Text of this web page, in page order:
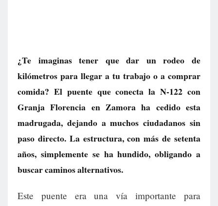
¿Te imaginas tener que dar un rodeo de
kilómetros para llegar a tu trabajo o a comprar
comida? El puente que conecta la N-122 con
Granja Florencia en Zamora ha cedido esta
madrugada, dejando a muchos ciudadanos sin
paso directo. La estructura, con más de setenta
años, simplemente se ha hundido, obligando a
buscar caminos alternativos.
Este puente era una vía importante para